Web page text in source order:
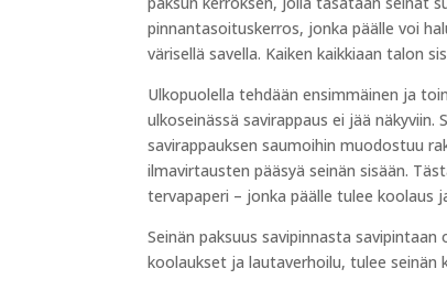
pinnantasoituskerros, jonka päälle voi
värisellä savella. Kaiken kaikkiaan talon
Ulkopuolella tehdään ensimmäinen ja
ulkoseinässä savirappaus ei jää
savirappauksen saumoihin muodostuu
ilmavirtausten pääsyä seinän sisään.
tervapaperi – jonka päälle tulee koolaus
Seinän paksuus savipinnasta
koolaukset ja lautaverhoilu, tulee seinän